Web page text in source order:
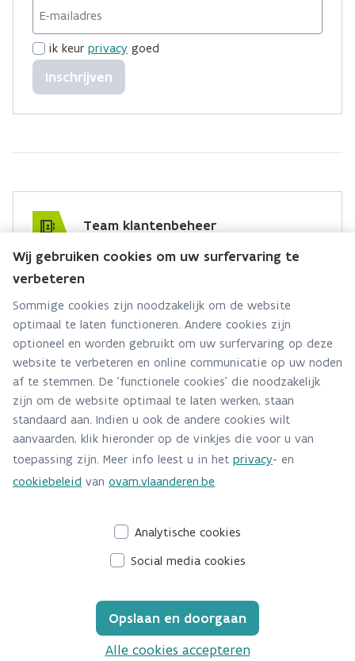
ik keur privacy goed
Inschrijven
Team klantenbeheer
Hebt u een vraag voor dit team? Stel ze hier:
Via contact formulier
Alle contactgegevens
Adres
Stationsstraat 110
2800 Mechelen
Route en bereikbaarheid
Telefoon
015/284.284
Wij gebruiken cookies om uw surfervaring te
verbeteren
Sommige cookies zijn noodzakelijk om de website
optimaal te laten functioneren. Andere cookies zijn
optioneel en worden gebruikt om uw surfervaring op deze
website te verbeteren en online communicatie op uw noden
af te stemmen. De 'functionele cookies' die noodzakelijk
zijn om de website optimaal te laten werken, staan
standaard aan. Indien u ook de andere cookies wilt
aanvaarden, klik hieronder op de vinkjes die voor u van
toepassing zijn. Meer info leest u in het privacy- en
cookiebeleid van ovam.vlaanderen.be
Analytische cookies
Social media cookies
Opslaan en doorgaan
Alle cookies accepteren